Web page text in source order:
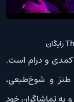
کمدی و درام است.
طنز و شوخ‌طبعی،
تماشاگران خود